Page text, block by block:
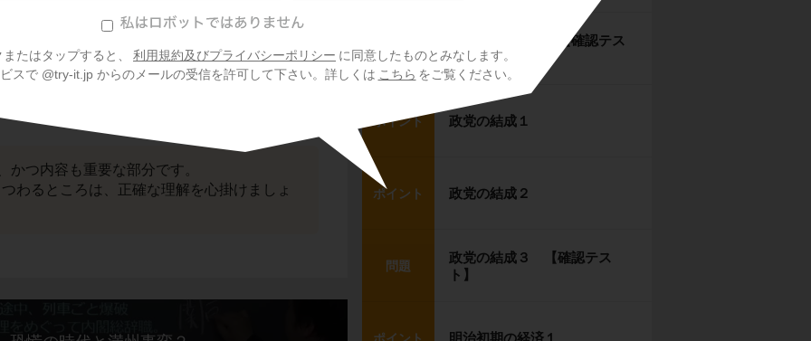
たはタップすると、 利用規約及びプライバシーポリシー に同意したものとみなします。
スで @try-it.jp からのメールの受信を許可して下さい。詳しくは こちら をご覧ください。
かつ内容も重要な部分です。
わるところは、正確な理解を心掛けましょ
問題
自由民権運動３ 【確認テス
ト】
ポイント 政党の結成１
ポイント 政党の結成２
問題
政党の結成３ 【確認テス
ト】
明治初期の経済１